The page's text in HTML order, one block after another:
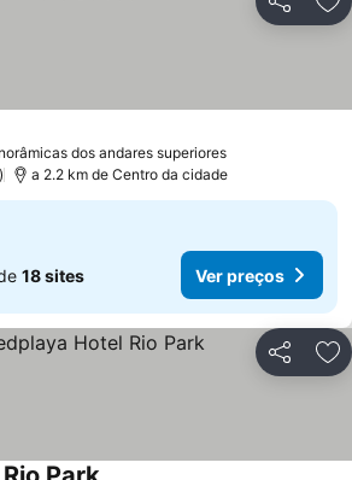
Partilhar
dos andares superioresVer preços
a 2.2 km de Centro da cidade
18 sites Ver preços
Partilhar